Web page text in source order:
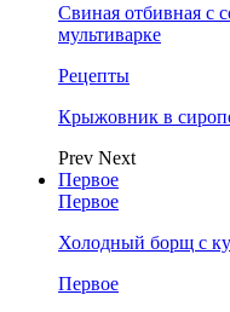
Свиная отбивная с
мультиварке
Рецепты
Крыжовник в
Prev Next
Первое
Первое
Холодный борщ с
Первое